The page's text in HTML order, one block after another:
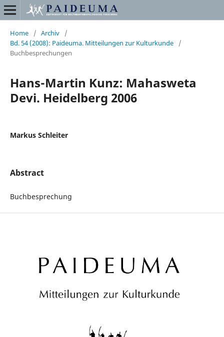
Home / Archiv
/
Bd. 54 (2008): Paideuma. Mitteilungen zur Kulturkunde
/
Buchbesprechungen
Hans-Martin Kunz: Mahasweta
Devi. Heidelberg 2006
Markus Schleiter
Abstract
Buchbesprechung